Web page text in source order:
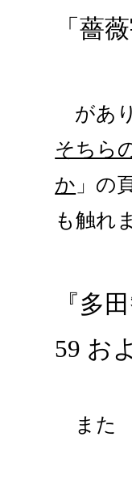
「薔
があ
そちら
か 」の
も触れ
『多
59 お
また